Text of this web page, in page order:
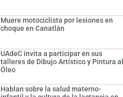
Muere motociclista por lesiones en
choque en Canatlán
UAdeC invita a participar en sus
talleres de Dibujo Artístico y Pintura al
Óleo
Hablan sobre la salud materno-